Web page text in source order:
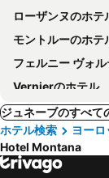
ローザンヌのホテ
モントルーのホテ
フェルニー ヴォルテ
Vernierのホテル
ジュネーブのすべて
ホテル検索
ヨーロ
Hotel Montana